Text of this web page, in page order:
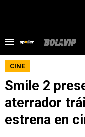
CINE
Smile 2
aterrador
estrena en